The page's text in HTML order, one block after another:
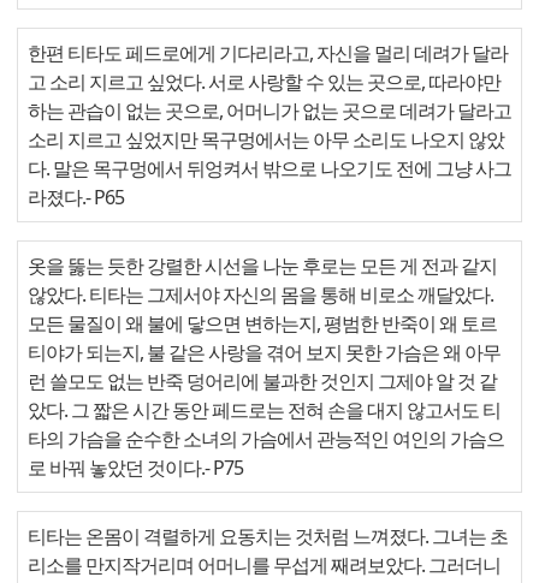
한편 티타도 페드로에게 기다리라고, 자신을 멀리 데려가 달라
고 소리 지르고 싶었다. 서로 사랑할 수 있는 곳으로, 따라야만
하는 관습이 없는 곳으로, 어머니가 없는 곳으로 데려가 달라고
소리 지르고 싶었지만 목구멍에서는 아무 소리도 나오지 않았
다. 말은 목구멍에서 뒤엉켜서 밖으로 나오기도 전에 그냥 사그
라졌다.- P65
옷을 뚫는 듯한 강렬한 시선을 나눈 후로는 모든 게 전과 같지
않았다. 티타는 그제서야 자신의 몸을 통해 비로소 깨달았다.
모든 물질이 왜 불에 닿으면 변하는지, 평범한 반죽이 왜 토르
티야가 되는지, 불 같은 사랑을 겪어 보지 못한 가슴은 왜 아무
런 쓸모도 없는 반죽 덩어리에 불과한 것인지 그제야 알 것 같
았다. 그 짧은 시간 동안 페드로는 전혀 손을 대지 않고서도 티
타의 가슴을 순수한 소녀의 가슴에서 관능적인 여인의 가슴으
로 바꿔 놓았던 것이다.- P75
티타는 온몸이 격렬하게 요동치는 것처럼 느껴졌다. 그녀는 초
리소를 만지작거리며 어머니를 무섭게 째려보았다. 그러더니